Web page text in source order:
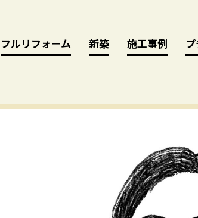
フルリフォーム
フルリフォーム 新築
新築 施工事例
施工事例